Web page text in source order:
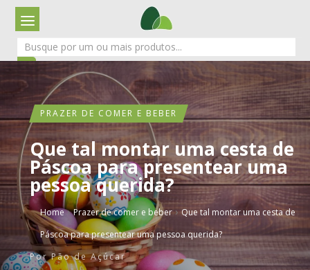
PRAZER DE COMER E BEBER
Que tal montar uma cesta de
Páscoa para presentear uma
pessoa querida?
Home › Prazer de comer e beber › Que tal montar uma cesta de
Páscoa para presentear uma pessoa querida?
PorPão de Açúcar